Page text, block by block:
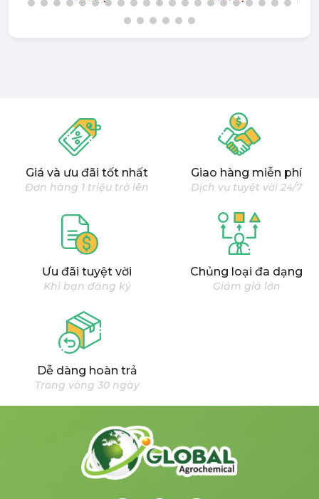
Giá và ưu đãi tốt nhất
Đơn hàng 1 triệu trở lên
Giao hàng miễn phí
Dịch vụ tuyệt vời 24/7
Ưu đãi tuyệt vời
Khi bạn đăng ký
Chủng loại đa dạng
Giảm giá lớn
Dễ dàng hoàn trả
Trong vòng 30 ngày